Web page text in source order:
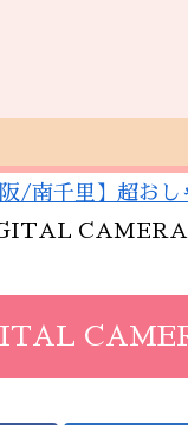
阪/南千里】超お
CAMERA